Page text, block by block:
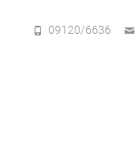
09120/6636